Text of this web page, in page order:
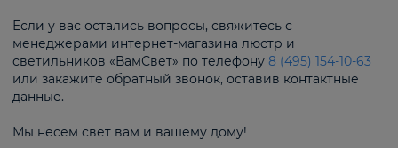
Если у вас остались вопросы, свяжитесь с
менеджерами интернет-магазина люстр и
светильников «ВамСвет» по телефону 8 (495) 154-10-63
или закажите обратный звонок, оставив контактные
данные.
Мы несем свет вам и вашему дому!